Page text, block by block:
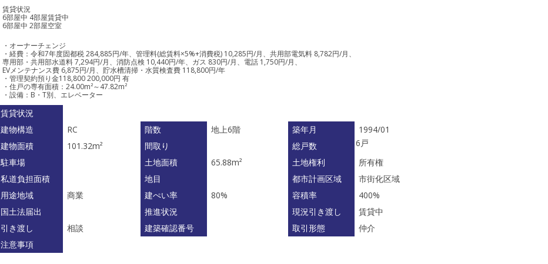
賃貸状況
6部屋中 4部屋賃貸中
6部屋中 2部屋空室
・オーナーチェンジ
・経費：令和7年度固都税 284,885円/年、管理料(総賃料×5%+消費税) 10,285円/月、共用部電気料 8,782円/月、
専用部・共用部水道料 7,294円/月、消防点検 10,440円/年、ガス 830円/月、電話 1,750円/月、
EVメンテナンス費 6,875円/月、貯水槽清掃・水質検査費 118,800円/年
・管理契約預り金118,800 200,000円 有
・住戸の専有面積：24.00m²～47.82m²
・設備：B・T別、エレベーター
賃貸状況
建物構造
RC 階数 地上6階 築年月
1994/01
建物面積
101.32m² 間取り 総戸数
6戸
駐車場
土地面積 65.88m² 土地権利
所有権
私道負担面積
地目 都市計画区域
市街化区域
用途地域
商業 建ぺい率 80% 容積率
400%
国土法届出
推進状況 現況引き渡し
賃貸中
引き渡し
相談 建築確認番号 取引形態
仲介
注意事項